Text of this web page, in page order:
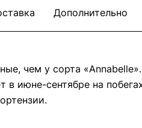
Дополнительно
чем у сорта
в июне-сентябре на